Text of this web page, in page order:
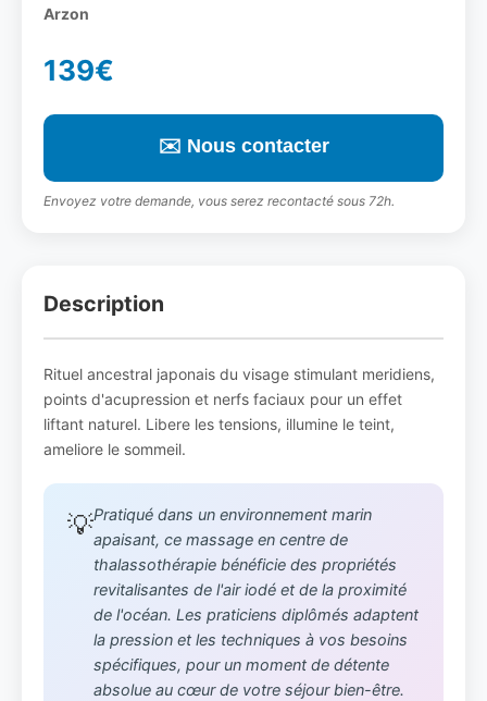
Arzon
139€
✉️ Nous contacter
Envoyez votre demande, vous serez recontacté sous 72h.
Description
Rituel ancestral japonais du visage stimulant meridiens,
points d'acupression et nerfs faciaux pour un effet
liftant naturel. Libere les tensions, illumine le teint,
ameliore le sommeil.
💡Pratiqué dans un environnement marin
apaisant, ce massage en centre de
thalassothérapie bénéficie des propriétés
revitalisantes de l'air iodé et de la proximité
de l'océan. Les praticiens diplômés adaptent
la pression et les techniques à vos besoins
spécifiques, pour un moment de détente
absolue au cœur de votre séjour bien-être.